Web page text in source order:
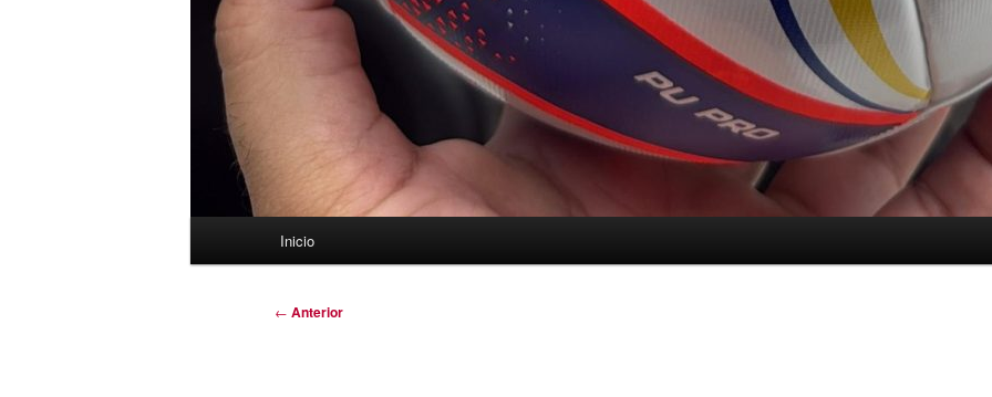
Inicio
Navegación
← Anterior